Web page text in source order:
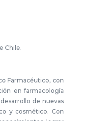
Chile.
Farmacéutico, con
en farmacología
de nuevas
y cosmético. Con